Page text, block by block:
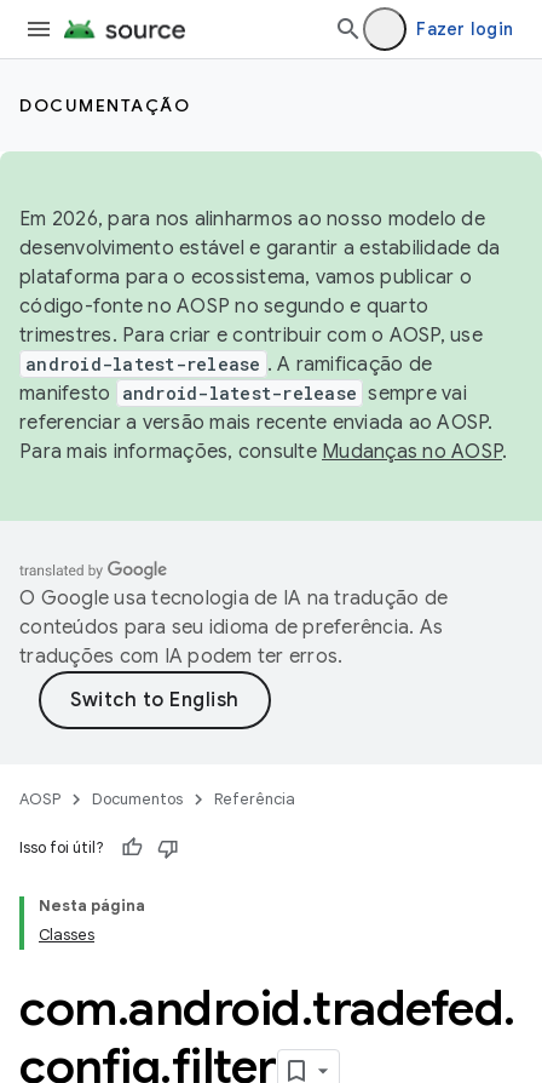
Fazer login
DOCUMENTAÇÃO
Em 2026, para nos alinharmos ao nosso modelo de
desenvolvimento estável e garantir a estabilidade da
plataforma para o ecossistema, vamos publicar o
código-fonte no AOSP no segundo e quarto
trimestres. Para criar e contribuir com o AOSP, use
android-latest-release . A ramificação de
manifesto
android-latest-release sempre vai
referenciar a versão mais recente enviada ao AOSP.
Para mais informações, consulte Mudanças no AOSP.
O Google usa tecnologia de IA na tradução de
conteúdos para seu idioma de preferência. As
traduções com IA podem ter erros.
AOSP Documentos Referência
Isso foi útil?
Nesta página
Classes
com.android.tradefed.
config.filter